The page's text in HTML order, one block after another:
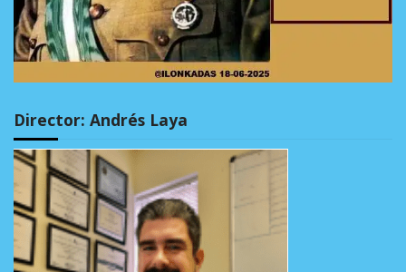
Director: Andrés Laya